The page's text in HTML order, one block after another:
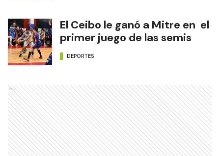
El Ceibo le ganó a Mitre en el
primer juego de las semis
DEPORTES
Ads